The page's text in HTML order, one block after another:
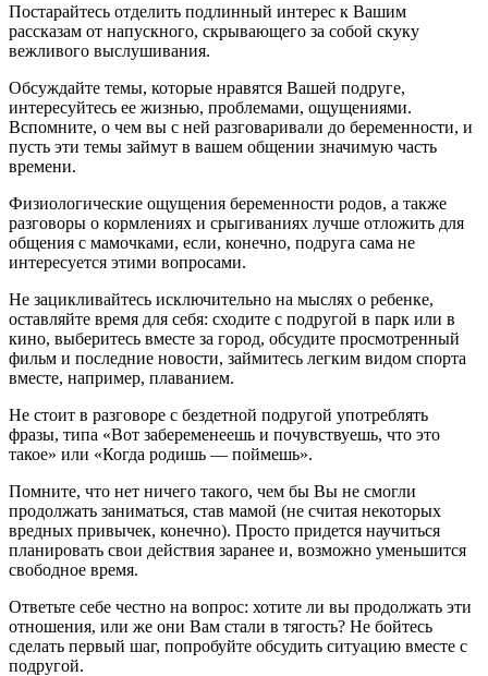
Постарайтесь отделить подлинный интерес к Вашим
рассказам от напускного, скрывающего за собой скуку
вежливого выслушивания.
Обсуждайте темы, которые нравятся Вашей подруге,
интересуйтесь ее жизнью, проблемами, ощущениями.
Вспомните, о чем вы с ней разговаривали до беременности, и
пусть эти темы займут в вашем общении значимую часть
времени.
Физиологические ощущения беременности родов, а также
разговоры о кормлениях и срыгиваниях лучше отложить для
общения с мамочками, если, конечно, подруга сама не
интересуется этими вопросами.
Не зацикливайтесь исключительно на мыслях о ребенке,
оставляйте время для себя: сходите с подругой в парк или в
кино, выберитесь вместе за город, обсудите просмотренный
фильм и последние новости, займитесь легким видом спорта
вместе, например, плаванием.
Не стоит в разговоре с бездетной подругой употреблять
фразы, типа «Вот забеременеешь и почувствуешь, что это
такое» или «Когда родишь — поймешь».
Помните, что нет ничего такого, чем бы Вы не смогли
продолжать заниматься, став мамой (не считая некоторых
вредных привычек, конечно). Просто придется научиться
планировать свои действия заранее и, возможно уменьшится
свободное время.
Ответьте себе честно на вопрос: хотите ли вы продолжать эти
отношения, или же они Вам стали в тягость? Не бойтесь
сделать первый шаг, попробуйте обсудить ситуацию вместе с
подругой.